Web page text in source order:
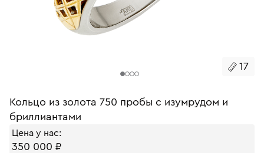
17
Кольцо из золота 750 пробы с изумрудом и
бриллиантами
Цена у нас:
350 000 ₽